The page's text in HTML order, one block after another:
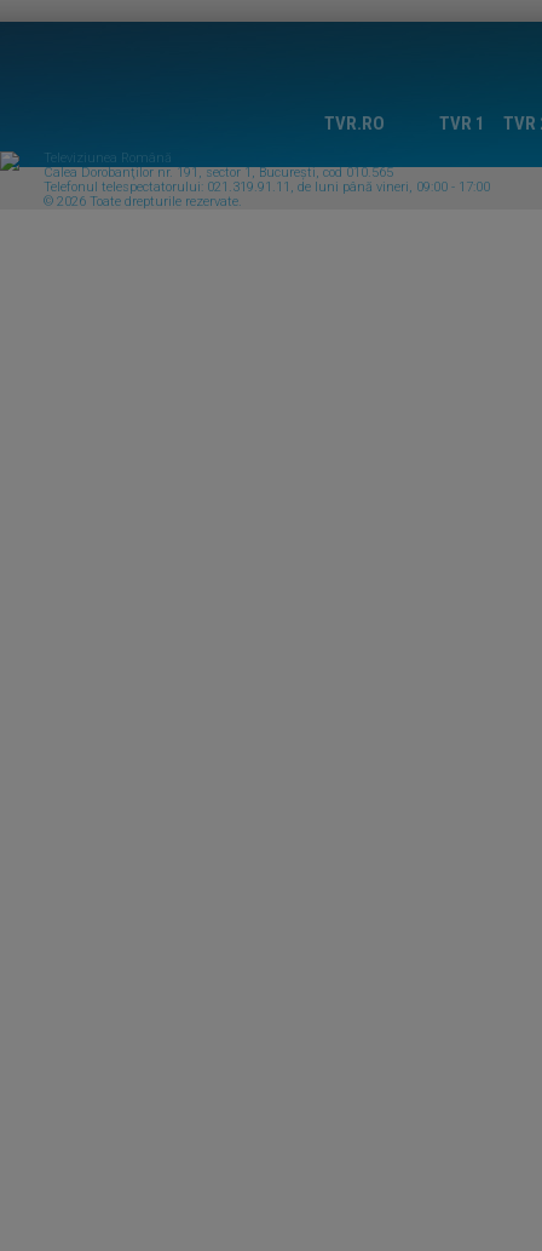
TVR
TVR 1
TVR.RO
Televiziunea Română
Calea Dorobanţilor nr. 191, sector 1, Bucureşti, cod 010.565
Telefonul telespectatorului: 021.319.91.11, de luni până vineri, 09:00 - 17:00
© 2026 Toate drepturile rezervate.